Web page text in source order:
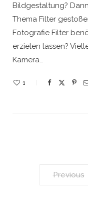
Bildgestaltung?
Thema Filter
Fotografie Filter
erzielen lassen?
Kamera…
1
Previous